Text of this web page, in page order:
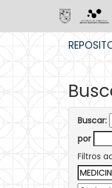
Buscar:
por
Filtros